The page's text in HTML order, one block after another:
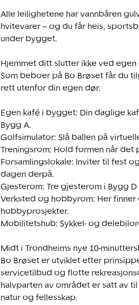
Alle leilighetene har vannbåren
hvitevarer – og du får heis,
under bygget.
Hjemmet ditt slutter ikke ved
Som beboer på Bo Brøset får du
rett utenfor din egen dør.
Egen kafé i bygget: Din daglige
Bygg A.
Golfsimulator: Slå ballen på
Treningsrom: Hold formen når
Forsamlingslokale: Inviter til fest
dagen derpå.
Gjesterom: Tre gjesterom i Bygg
Verksted og hobbyrom: Her
hobbyprosjekter.
Mobilitetshub: Sykkel- og
Midt i Trondheims nye 10-
Bo Brøset er utviklet etter
servicetilbud og flotte
halvparten av området er satt av
natur og fellesskap.